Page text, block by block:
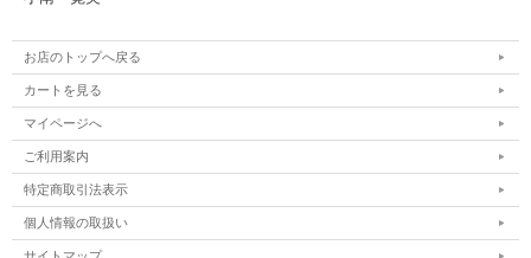
お店のトップへ戻る
カートを見る
マイページへ
ご利用案内
特定商取引法表示
個人情報の取扱い